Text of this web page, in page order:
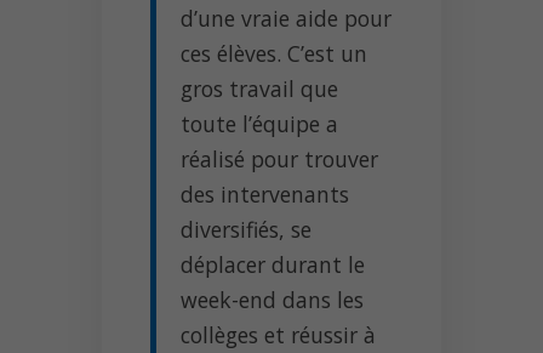
d’une vraie aide pour
ces élèves. C’est un
gros travail que
toute l’équipe a
réalisé pour trouver
des intervenants
diversifiés, se
déplacer durant le
week-end dans les
collèges et réussir à